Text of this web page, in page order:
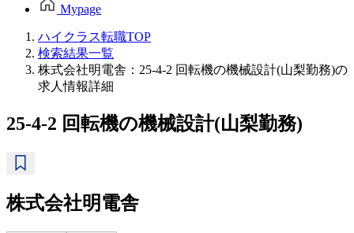
Mypage
ハイクラス転職TOP
検索結果一覧
株式会社明電舎：25-4-2 回転機の機械設計(山梨勤務)の
求人情報詳細
25-4-2 回転機の機械設計(山梨勤務)
株式会社明電舎